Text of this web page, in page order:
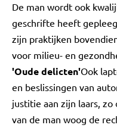
De man wordt ook
geschrifte heeft
zijn praktijken
voor milieu- en
'Oude delicten'Ook
en beslissingen van
justitie aan zijn laars,
van de man woog de